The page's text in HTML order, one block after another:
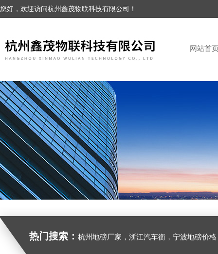
您好，欢迎访问杭州鑫茂物联科技有限公司！
网站首
热门搜索： 杭州地磅厂家，浙江汽车衡，宁波地磅价格，浙江地